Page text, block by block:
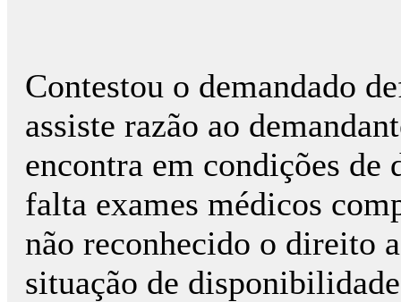
Contestou o demandado
assiste razão ao
encontra em condições de
falta exames médicos
não reconhecido o direito
situação de